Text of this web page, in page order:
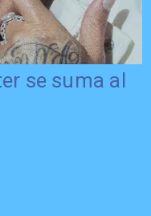
se suma al